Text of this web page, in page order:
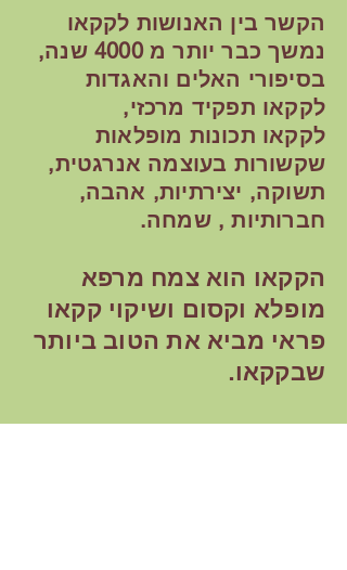
הקשר בין האנושות לקקאו
נמשך כבר יותר מ 4000 שנה,
בסיפורי האלים והאגדות
לקקאו תפקיד מרכזי,
לקקאו תכונות מופלאות
שקשורות בעוצמה אנרגטית,
תשוקה, יצירתיות, אהבה,
חברותיות , שמחה.
הקקאו הוא צמח מרפא
מופלא וקסום ושיקוי קקאו
פראי מביא את הטוב ביותר
שבקקאו.